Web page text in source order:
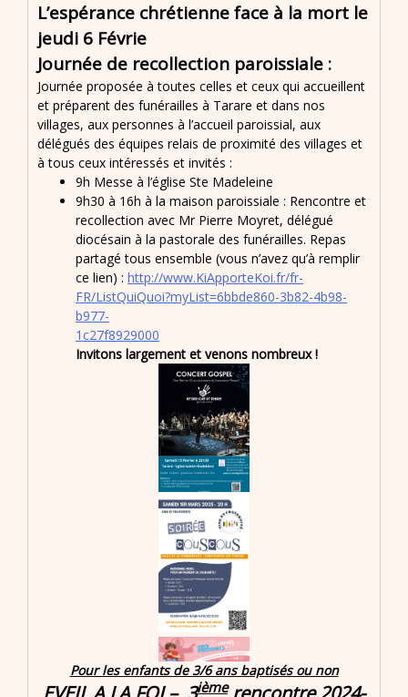
L’espérance chrétienne face à la mort le
jeudi 6 Févrie
Journée de recollection paroissiale :
Journée proposée à toutes celles et ceux qui accueillent
et préparent des funérailles à Tarare et dans nos
villages, aux personnes à l’accueil paroissial, aux
délégués des équipes relais de proximité des villages et
à tous ceux intéressés et invités :
9h Messe à l’église Ste Madeleine
9h30 à 16h à la maison paroissiale : Rencontre et
recollection avec Mr Pierre Moyret, délégué
diocésain à la pastorale des funérailles. Repas
partagé tous ensemble (vous n’avez qu’à remplir
ce lien) : http://www.KiApporteKoi.fr/fr-
FR/ListQuiQuoi?myList=6bbde860-3b82-4b98-
b977-
1c27f8929000
Invitons largement et venons nombreux !
Pour les enfants de 3/6 ans baptisés ou non
ième